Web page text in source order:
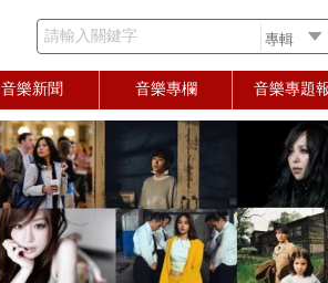
請輸入關鍵字
音樂新聞 音樂專欄 音樂專題